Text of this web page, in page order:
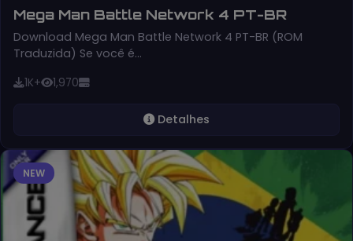
Mega Man Battle Network 4 PT-BR
Download Mega Man Battle Network 4 PT-BR (ROM
Traduzida) Se você é…
1K+ 1,970
Detalhes
NEW